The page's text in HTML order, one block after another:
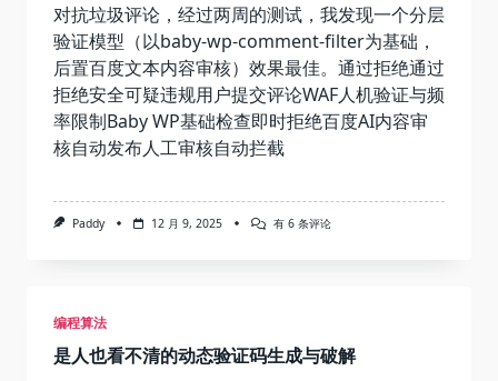
对抗垃圾评论，经过两周的测试，我发现一个分层
验证模型（以baby-wp-comment-filter为基础，
后置百度文本内容审核）效果最佳。通过拒绝通过
拒绝安全可疑违规用户提交评论WAF人机验证与频
率限制Baby WP基础检查即时拒绝百度AI内容审
核自动发布人工审核自动拦截
Paddy 12 月 9, 2025
我
有 6 条评论
编程算法
是人也看不清的动态验证码生成与破解